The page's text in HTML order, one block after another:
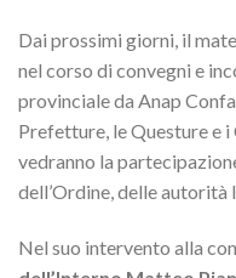
Dai prossimi giorni, il
nel corso di convegni e
provinciale da Anap
Prefetture, le Questure e
vedranno la
dell’Ordine, delle autorità
Nel suo intervento alla